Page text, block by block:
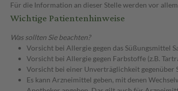
Für die Information an dieser Stelle werden vor
Wichtige Patientenhinweise
Was sollten Sie beachten?
Vorsicht bei Allergie gegen das Süßungsmittel
Vorsicht bei Allergie gegen Farbstoffe (z.B.
Vorsicht bei einer Unverträglichkeit gegenüber
Es kann Arzneimittel geben, mit denen